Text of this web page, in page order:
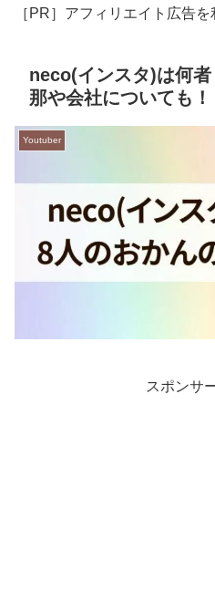
［PR］アフィリエイト広告を
neco(インスタ)は何
那や会社についても！
Youtuber
スポンサ